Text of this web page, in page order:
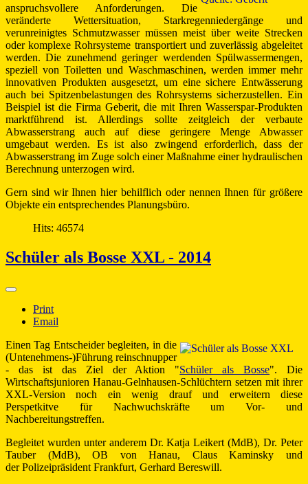
anspruchsvollere Anforderungen. Die
veränderte Wettersituation, Starkregenniedergänge und
verunreinigtes Schmutzwasser müssen meist über weite Strecken
oder komplexe Rohrsysteme transportiert und zuverlässig abgeleitet
werden. Die zunehmend geringer werdenden Spülwassermengen,
speziell von Toiletten und Waschmaschinen, werden immer mehr
innovativen Produkten ausgesetzt, um eine sichere Entwässerung
auch bei Spitzenbelastungen des Rohrsystems sicherzustellen. Ein
Beispiel ist die Firma Geberit, die mit Ihren Wasserspar-Produkten
marktführend ist. Allerdings sollte zeitgleich der verbaute
Abwasserstrang auch auf diese geringere Menge Abwasser
umgebaut werden. Es ist also zwingend erforderlich, dass der
Abwasserstrang im Zuge solch einer Maßnahme einer hydraulischen
Berechnung unterzogen wird.
Gern sind wir Ihnen hier behilflich oder nennen Ihnen für größere
Objekte ein entsprechendes Planungsbüro.
Hits: 46574
Schüler als Bosse XXL - 2014
Print
Email
Einen Tag Entscheider begleiten, in die
(Untenehmens-)Führung reinschnupper
- das ist das Ziel der Aktion "Schüler als Bosse". Die
Wirtschaftsjunioren Hanau-Gelnhausen-Schlüchtern setzen mit ihrer
XXL-Version noch ein wenig drauf und erweitern diese
Perspetkitve für Nachwuchskräfte um Vor- und
Nachbereitungstreffen.
Begleitet wurden unter anderem Dr. Katja Leikert (MdB), Dr. Peter
Tauber (MdB), OB von Hanau, Claus Kaminsky und
derPolizeipräsident Frankfurt, Gerhard Bereswill.